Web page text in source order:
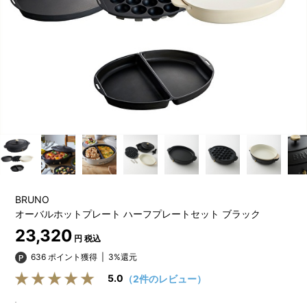
BRUNO
オーバルホットプレート ハーフプレートセット ブラック
23,320 円 税込
636 ポイント獲得
3%還元
5.0 （2件のレビュー）